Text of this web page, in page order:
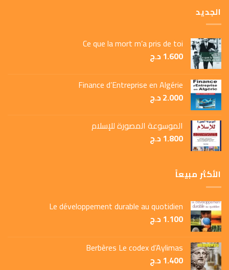
الجديد
Ce que la mort m’a pris de toi
1.600د.ج
Finance d’Entreprise en Algérie
2.000د.ج
الموسوعة المصورة للإسلام
1.800د.ج
الأكثر مبيعاً
Le développement durable au quotidien
1.100د.ج
Berbères Le codex d’Aylimas
1.400د.ج